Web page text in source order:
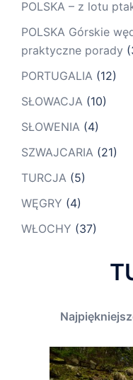
POLSKA – z lotu
POLSKA Górskie
praktyczne porady
PORTUGALIA (12)
SŁOWACJA (10)
SŁOWENIA (4)
SZWAJCARIA (21)
TURCJA (5)
WĘGRY (4)
WŁOCHY (37)